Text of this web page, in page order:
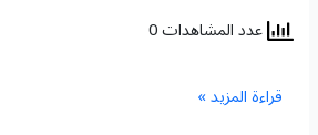
عدد المشاهدات 0
قراءة المزيد »